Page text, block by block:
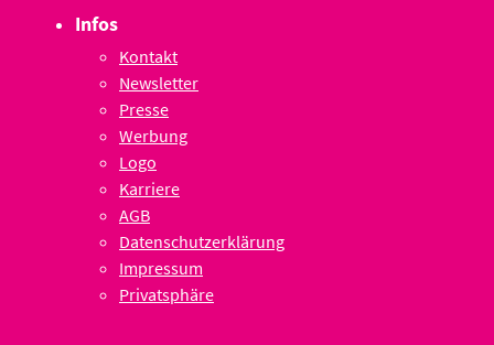
Infos
Kontakt
Newsletter
Presse
Werbung
Logo
Karriere
AGB
Datenschutzerklärung
Impressum
Privatsphäre